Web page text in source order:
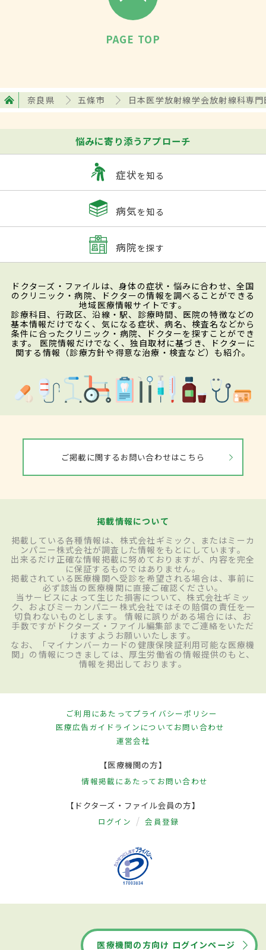
PAGE TOP
奈良県 五條市 日本医学放射線学会放射線科専門
悩みに寄り添うアプローチ
症状を知る
病気を知る
病院を探す
ドクターズ・ファイルは、身体の症状・悩みに合わせ、全国
のクリニック・病院、ドクターの情報を調べることができる
地域医療情報サイトです。
診療科目、行政区、沿線・駅、診療時間、医院の特徴などの
基本情報だけでなく、気になる症状、病名、検査名などから
条件に合ったクリニック・病院、ドクターを探すことができ
ます。 医院情報だけでなく、独自取材に基づき、ドクターに
関する情報（診療方針や得意な治療・検査など）も紹介。
ご掲載に関するお問い合わせはこちら
掲載情報について
掲載している各種情報は、株式会社ギミック、またはミーカ
ンパニー株式会社が調査した情報をもとにしています。
出来るだけ正確な情報掲載に努めておりますが、内容を完全
に保証するものではありません。
掲載されている医療機関へ受診を希望される場合は、事前に
必ず該当の医療機関に直接ご確認ください。
当サービスによって生じた損害について、株式会社ギミッ
ク、およびミーカンパニー株式会社ではその賠償の責任を一
切負わないものとします。 情報に誤りがある場合には、お
手数ですがドクターズ・ファイル編集部までご連絡をいただ
けますようお願いいたします。
なお、「マイナンバーカードの健康保険証利用可能な医療機
関」の情報につきましては、厚生労働省の情報提供のもと、
情報を掲出しております。
ご利用にあたってプライバシーポリシー
医療広告ガイドラインについてお問い合わせ
運営会社
【医療機関の方】
情報掲載にあたって お問い合わせ
【ドクターズ・ファイル会員の方】
ログイン 会員登録
医療機関の方向け ログインページ